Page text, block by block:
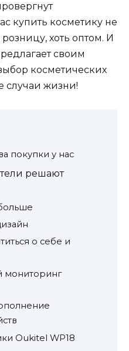
купить косметику не
розницу, хоть оптом. И
своим
косметических
случаи жизни!
покупки у нас
решают
о себе и
мониторинг
Oukitel WP18